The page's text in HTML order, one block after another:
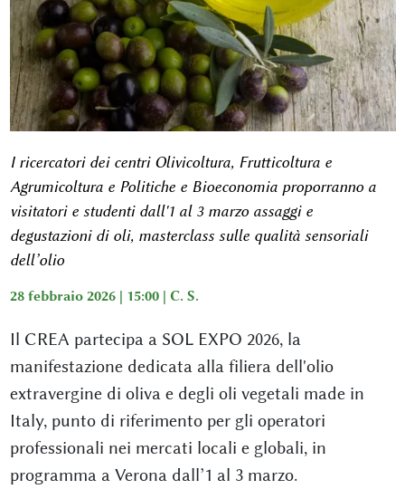
I ricercatori dei centri Olivicoltura, Frutticoltura e
Agrumicoltura e Politiche e Bioeconomia proporranno a
visitatori e studenti dall'1 al 3 marzo assaggi e
degustazioni di oli, masterclass sulle qualità sensoriali
dell’olio
28 febbraio 2026 | 15:00 | C. S.
Il CREA partecipa a SOL EXPO 2026, la
manifestazione dedicata alla filiera dell'olio
extravergine di oliva e degli oli vegetali made in
Italy, punto di riferimento per gli operatori
professionali nei mercati locali e globali, in
programma a Verona dall’1 al 3 marzo.